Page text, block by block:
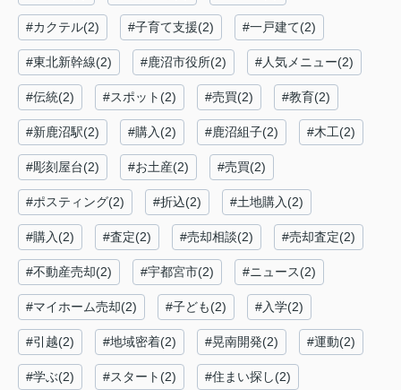
#カクテル(2) #子育て支援(2) #一戸建て(2)
#東北新幹線(2) #鹿沼市役所(2) #人気メニュー(2)
#伝統(2) #スポット(2) #売買(2) #教育(2)
#新鹿沼駅(2) #購入(2) #鹿沼組子(2) #木工(2)
#彫刻屋台(2) #お土産(2) #売買(2)
#ポスティング(2) #折込(2) #土地購入(2)
#購入(2) #査定(2) #売却相談(2) #売却査定(2)
#不動産売却(2) #宇都宮市(2) #ニュース(2)
#マイホーム売却(2) #子ども(2) #入学(2)
#引越(2) #地域密着(2) #晃南開発(2) #運動(2)
#学ぶ(2) #スタート(2) #住まい探し(2)